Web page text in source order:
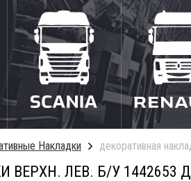
Накладки декоративная
ЛЕВ. Б/У 1442653